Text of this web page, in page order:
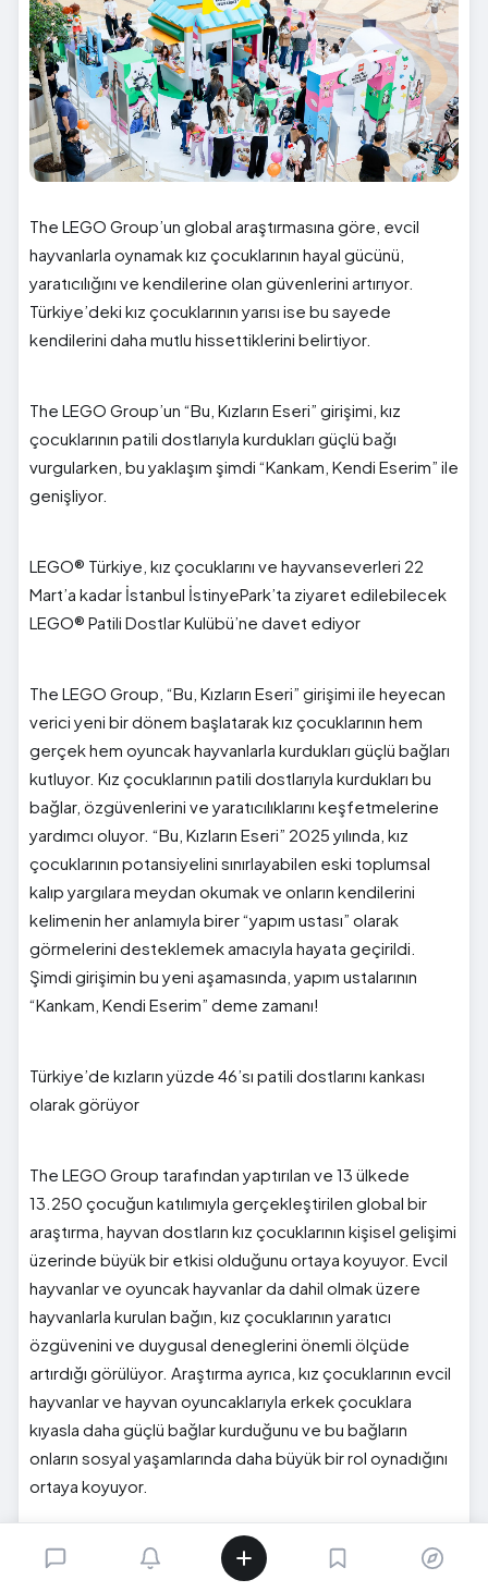
The LEGO Group’un global araştırmasına göre, evcil
hayvanlarla oynamak kız çocuklarının hayal gücünü,
yaratıcılığını ve kendilerine olan güvenlerini artırıyor.
Türkiye’deki kız çocuklarının yarısı ise bu sayede
kendilerini daha mutlu hissettiklerini belirtiyor.
The LEGO Group’un “Bu, Kızların Eseri” girişimi, kız
çocuklarının patili dostlarıyla kurdukları güçlü bağı
vurgularken, bu yaklaşım şimdi “Kankam, Kendi Eserim” ile
genişliyor.
LEGO® Türkiye, kız çocuklarını ve hayvanseverleri 22
Mart’a kadar İstanbul İstinyePark’ta ziyaret edilebilecek
LEGO® Patili Dostlar Kulübü’ne davet ediyor
The LEGO Group, “Bu, Kızların Eseri” girişimi ile heyecan
verici yeni bir dönem başlatarak kız çocuklarının hem
gerçek hem oyuncak hayvanlarla kurdukları güçlü bağları
kutluyor. Kız çocuklarının patili dostlarıyla kurdukları bu
bağlar, özgüvenlerini ve yaratıcılıklarını keşfetmelerine
yardımcı oluyor. “Bu, Kızların Eseri” 2025 yılında, kız
çocuklarının potansiyelini sınırlayabilen eski toplumsal
kalıp yargılara meydan okumak ve onların kendilerini
kelimenin her anlamıyla birer “yapım ustası” olarak
görmelerini desteklemek amacıyla hayata geçirildi.
Şimdi girişimin bu yeni aşamasında, yapım ustalarının
“Kankam, Kendi Eserim” deme zamanı!
Türkiye’de kızların yüzde 46’sı patili dostlarını kankası
olarak görüyor
The LEGO Group tarafından yaptırılan ve 13 ülkede
13.250 çocuğun katılımıyla gerçekleştirilen global bir
araştırma, hayvan dostların kız çocuklarının kişisel gelişimi
üzerinde büyük bir etkisi olduğunu ortaya koyuyor. Evcil
hayvanlar ve oyuncak hayvanlar da dahil olmak üzere
hayvanlarla kurulan bağın, kız çocuklarının yaratıcı
özgüvenini ve duygusal deneglerini önemli ölçüde
artırdığı görülüyor. Araştırma ayrıca, kız çocuklarının evcil
hayvanlar ve hayvan oyuncaklarıyla erkek çocuklara
kıyasla daha güçlü bağlar kurduğunu ve bu bağların
onların sosyal yaşamlarında daha büyük bir rol oynadığını
ortaya koyuyor.
Araştırmanın Türkiye verileri ise şöyle: